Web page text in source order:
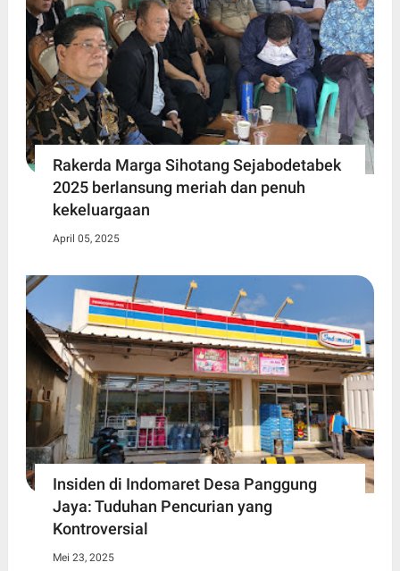
Rakerda Marga Sihotang Sejabodetabek
2025 berlansung meriah dan penuh
kekeluargaan
April 05, 2025
Insiden di Indomaret Desa Panggung
Jaya: Tuduhan Pencurian yang
Kontroversial
Mei 23, 2025